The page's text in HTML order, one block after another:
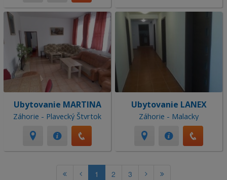
Ubytovanie MARTINA
Záhorie - Plavecký Štvrtok
Ubytovanie LANEX
Záhorie - Malacky
1 2 3